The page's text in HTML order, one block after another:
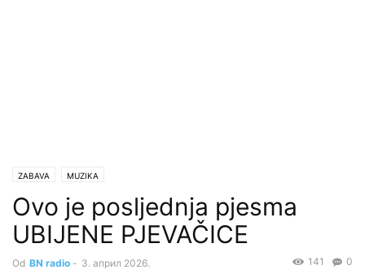
ZABAVA MUZIKA
Ovo je posljednja pjesma
UBIJENE PJEVAČICE
Od BN radio - 3. април 2026. 0
141